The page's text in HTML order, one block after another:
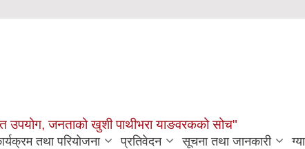
उपयोग, जनताको खुशी पाथीभरा याङवरकको सोच"
तथा परियोजना प्रतिवेदन सूचना तथा जानकारी